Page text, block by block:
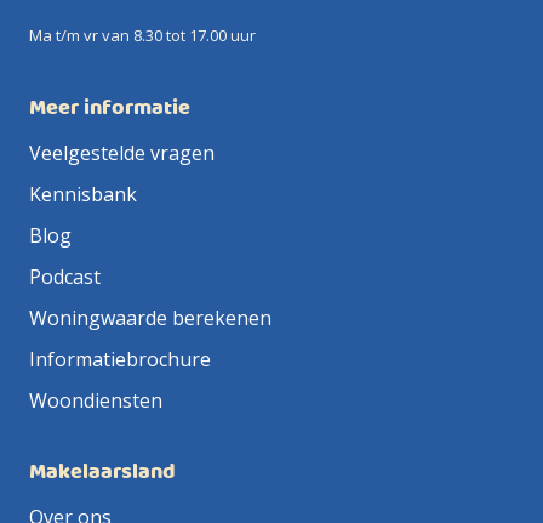
Ma t/m vr van 8.30 tot 17.00 uur
Meer informatie
Veelgestelde vragen
Kennisbank
Blog
Podcast
Woningwaarde berekenen
Informatiebrochure
Woondiensten
Makelaarsland
Over ons